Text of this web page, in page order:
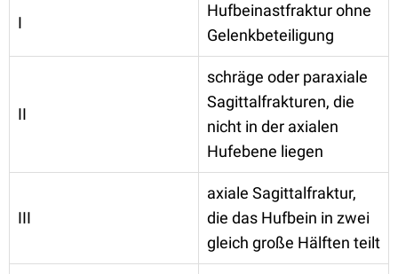
I
Hufbeinastfraktur ohne
Gelenkbeteiligung
II
schräge oder paraxiale
Sagittalfrakturen, die
nicht in der axialen
Hufebene liegen
III
axiale Sagittalfraktur,
die das Hufbein in zwei
gleich große Hälften teilt